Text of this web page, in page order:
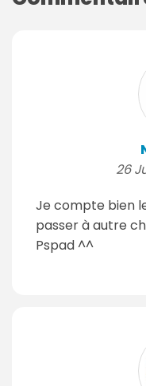
26
Je compte bien
passer à autre
Pspad ^^